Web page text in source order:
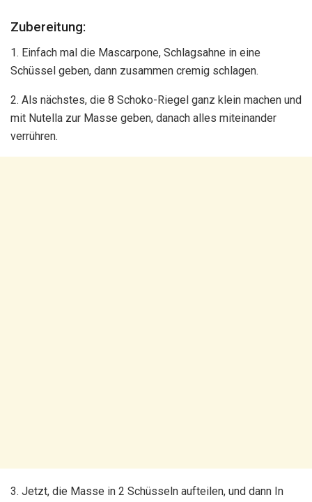
Zubereitung:
1. Einfach mal die Mascarpone, Schlagsahne in eine
Schüssel geben, dann zusammen cremig schlagen.
2. Als nächstes, die 8 Schoko-Riegel ganz klein machen und
mit Nutella zur Masse geben, danach alles miteinander
verrühren.
3. Jetzt, die Masse in 2 Schüsseln aufteilen, und dann In